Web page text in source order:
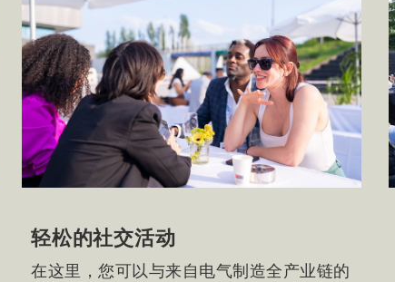
轻松的社交活动
在这里，您可以与来自电气制造全产业链的